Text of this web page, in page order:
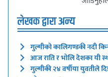
लेखक द्वारा अन्य
गुल्मीको कालिगण्डकी नदी
आज राति र भोलि देशका यी
गुल्मीकी २४ वर्षीया युवतीले